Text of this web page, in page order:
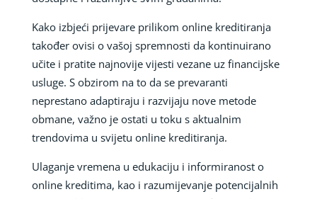
Kako izbjeći prijevare prilikom online kreditiranja
također ovisi o vašoj spremnosti da kontinuirano
učite i pratite najnovije vijesti vezane uz financijske
usluge. S obzirom na to da se prevaranti
neprestano adaptiraju i razvijaju nove metode
obmane, važno je ostati u toku s aktualnim
trendovima u svijetu online kreditiranja.
Ulaganje vremena u edukaciju i informiranost o
online kreditima, kao i razumijevanje potencijalnih